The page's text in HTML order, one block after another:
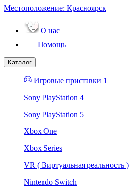
Местоположение: Красноярск
О нас
Помощь
Каталог
Игровые приставки 1
Sony PlayStation 4
Sony PlayStation 5
Xbox One
Xbox Series
VR ( Виртуальная реальность )
Nintendo Switch